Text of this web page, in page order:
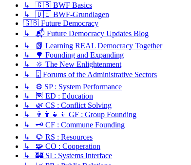
↳ 🇬🇧 BWF Basics
↳ 🇩🇪 BWF-Grundlagen
🇬🇧 Future Democracy
↳ 📬 Future Democracy Updates Blog
↳ 📗 Learning REAL Democracy Together
↳ 🌳 Founding and Expanding
↳ 🔆 The New Enlightenment
↳ 🗄️ Forums of the Administrative Sectors
↳ ⚙️ SP : System Performance
↳ 🦉 ED : Education
↳ 🌿 CS : Conflict Solving
↳ 👨‍👩‍👧‍👦 GF : Group Founding
↳ 🗝️ CF : Commune Founding
↳ 🌻 RS : Resources
↳ 🧩 CO : Cooperation
↳ 🏰 SI : Systems Interface